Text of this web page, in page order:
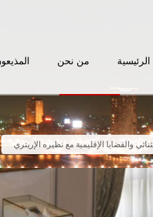
الرئيسية من نحن
والقضايا الإقليمية مع نظيره الإريتري